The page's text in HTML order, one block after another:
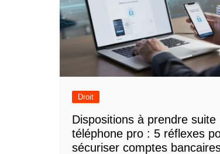
Droit
Dispositions à prendre suite
téléphone pro : 5 réflexes
sécuriser comptes